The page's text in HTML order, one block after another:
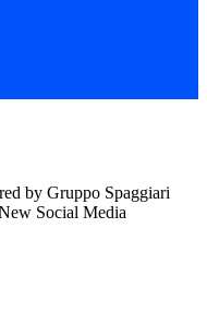
by Gruppo Spaggiari
Social Media